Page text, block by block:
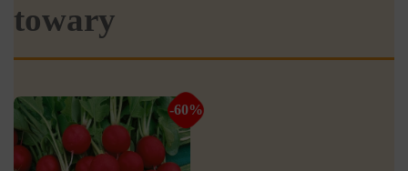
towary
-60%